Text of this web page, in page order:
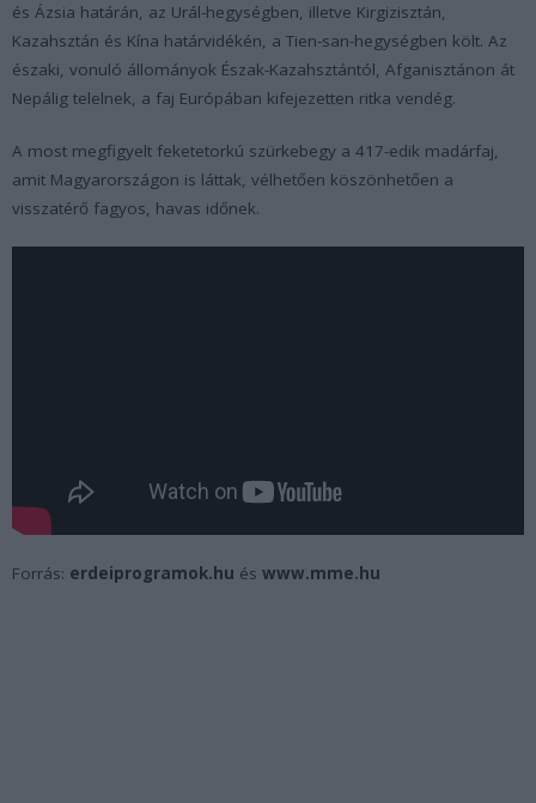
és Ázsia határán, az Urál-hegységben, illetve Kirgizisztán,
Kazahsztán és Kína határvidékén, a Tien-san-hegységben költ. Az
északi, vonuló állományok Észak-Kazahsztántól, Afganisztánon át
Nepálig telelnek, a faj Európában kifejezetten ritka vendég.
A most megfigyelt feketetorkú szürkebegy a 417-edik madárfaj,
amit Magyarországon is láttak, vélhetően köszönhetően a
visszatérő fagyos, havas időnek.
Forrás: erdeiprogramok.hu és www.mme.hu